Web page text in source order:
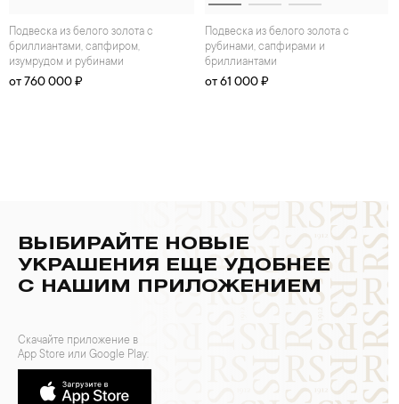
Подвеска из белого золота с
бриллиантами, сапфиром,
изумрудом и рубинами
от 760 000 ₽
Подвеска из белого золота с
рубинами, сапфирами и
бриллиантами
от 61 000 ₽
ВЫБИРАЙТЕ НОВЫЕ
УКРАШЕНИЯ ЕЩЕ УДОБНЕЕ
С НАШИМ ПРИЛОЖЕНИЕМ
Скачайте приложение в
App Store или Google Play: